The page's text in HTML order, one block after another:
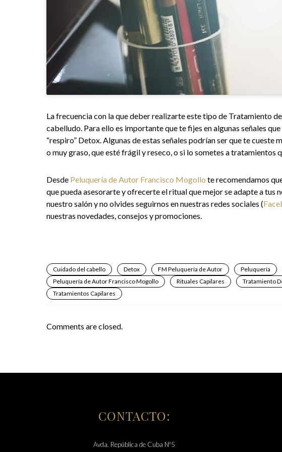
La frecuencia con la que deber realizarte este tipo de Tratamiento
cabelludo. Para ello es importante que te fijes en algunas señales
“respiro” Detox. Algunas de estas señales podrían ser que te
o muy graso, que esté frágil y reseco, o si lo sometes a
Desde Peluquería de Autor Francisco Mogollo te recomendamos
que pueda asesorarte y ofrecerte el ritual que mejor se adapte a tus
nuestro salón y no olvides seguirnos en nuestras redes sociales (
nuestras novedades, consejos y promociones.
Cuidado del cabello Detox FM Peluquería de Autor Peluquería
Peluquería de Autor Francisco Mogollo
Rituales Capilares Tratamiento
Tratamientos Capilares
Comments are closed.
CONTACTO:
Avda. República de Cuba Nº5